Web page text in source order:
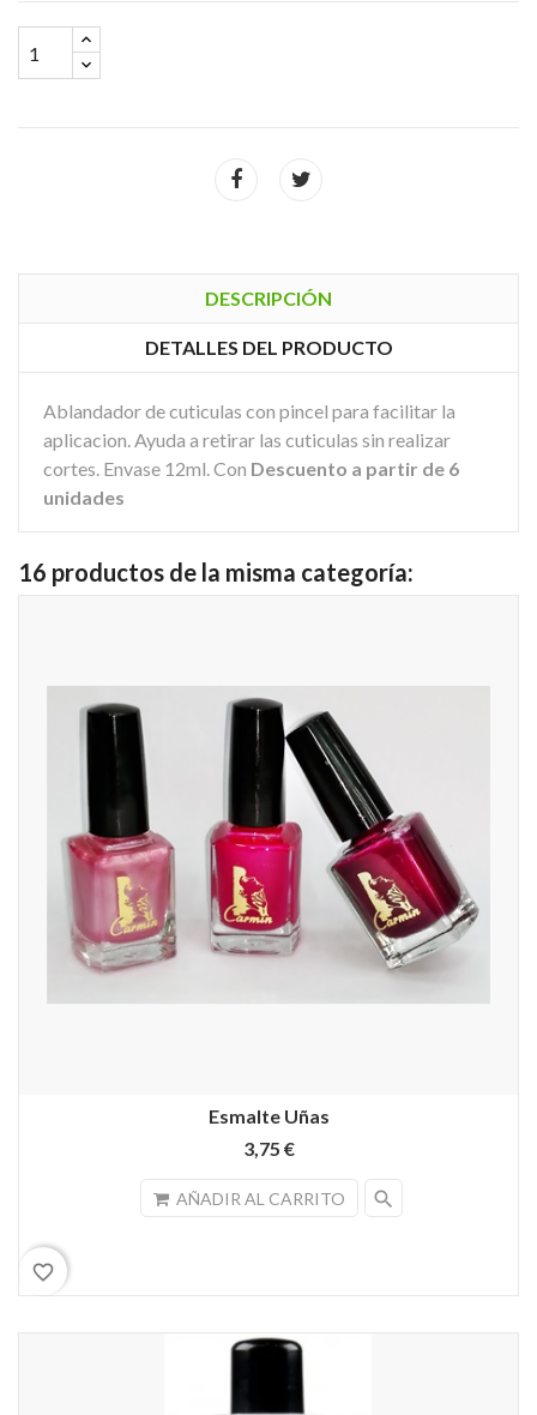
DESCRIPCIÓN
DETALLES DEL PRODUCTO
Ablandador de cuticulas con pincel para facilitar la
aplicacion. Ayuda a retirar las cuticulas sin realizar
cortes. Envase 12ml. Con Descuento a partir de 6
unidades
16 productos de la misma categoría:
Esmalte Uñas
3,75 €
AÑADIR AL CARRITO search
favorite_border